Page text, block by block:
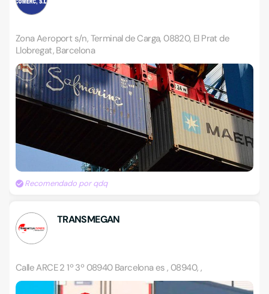
Zona Aeroport s/n, Terminal de Carga, 08820, El Prat de
Llobregat, Barcelona
Recomendado por qdq
TRANSMEGAN
Calle ARCE 2 1º 3º 08940 Barcelona es , 08940, ,